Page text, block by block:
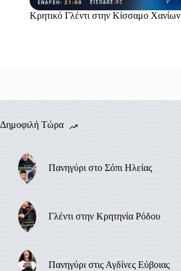
Κρητικό Γλέντι στην Κίσσαμο Χανίων
Δημοφιλή Τώρα
Πανηγύρι στο Σόπι Ηλείας
Γλέντι στην Κρητηνία Ρόδου
Πανηγύρι στις Αγδίνες Εύβοιας